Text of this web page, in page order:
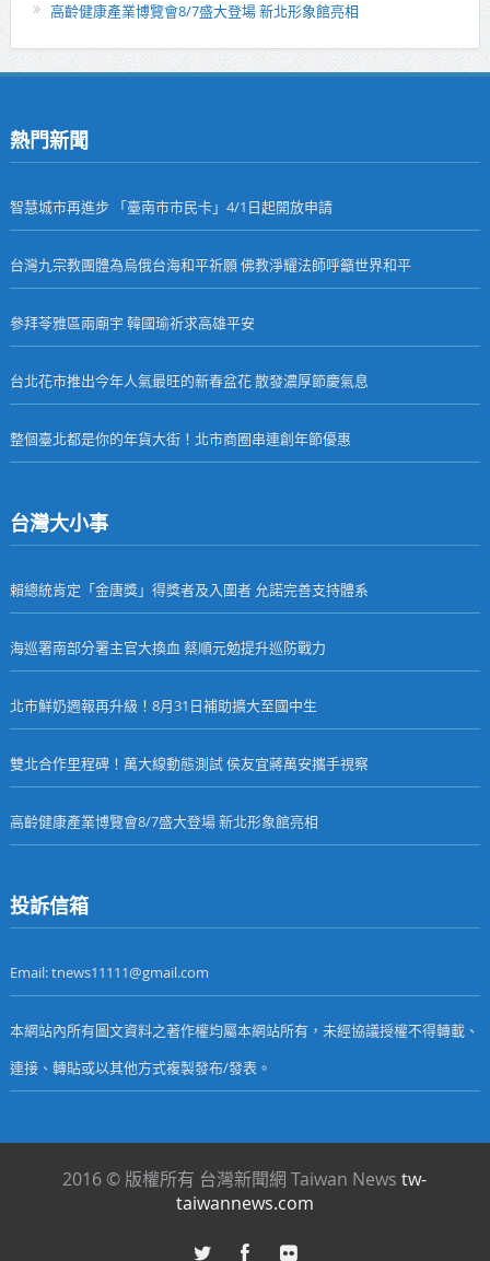
高齡健康產業博覽會8/7盛大登場 新北形象館亮相
熱門新聞
智慧城市再進步 「臺南市市民卡」4/1日起開放申請
台灣九宗教團體為烏俄台海和平祈願 佛教淨耀法師呼籲世界和平
參拜苓雅區兩廟宇 韓國瑜祈求高雄平安
台北花市推出今年人氣最旺的新春盆花 散發濃厚節慶氣息
整個臺北都是你的年貨大街！北市商圈串連創年節優惠
台灣大小事
賴總統肯定「金唐獎」得獎者及入圍者 允諾完善支持體系
海巡署南部分署主官大換血 蔡順元勉提升巡防戰力
北市鮮奶週報再升級！8月31日補助擴大至國中生
雙北合作里程碑！萬大線動態測試 侯友宜蔣萬安攜手視察
高齡健康產業博覽會8/7盛大登場 新北形象館亮相
投訴信箱
Email: tnews11111@gmail.com
本網站內所有圖文資料之著作權均屬本網站所有，未經協議授權不得轉載、
連接、轉貼或以其他方式複製發布/發表。
2016 © 版權所有 台灣新聞網 Taiwan Newstw-
taiwannews.com